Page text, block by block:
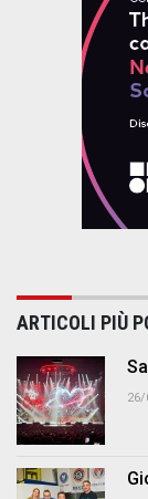
ARTICOLI PIÙ
26/